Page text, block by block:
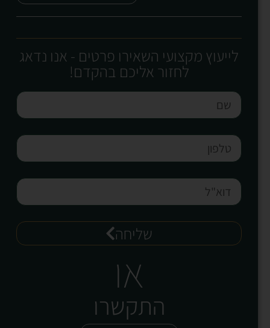
לייעוץ מקצועי השאירו פרטים - אנו נדאג
לחזור אליכם בהקדם!
שליחה
או
התקשרו